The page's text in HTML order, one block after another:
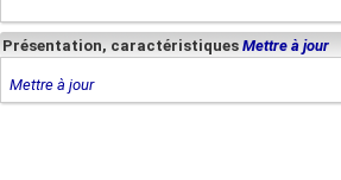
Présentation, caractéristiques Mettre à jour
Mettre à jour